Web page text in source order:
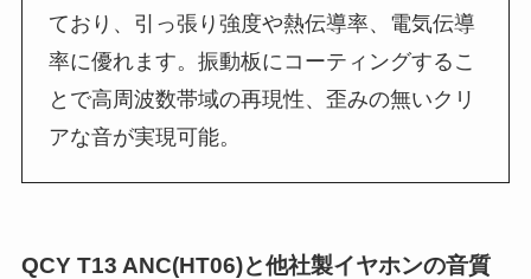
ており、引っ張り強度や熱伝導率、電気伝導
率に優れます。振動板にコーティングするこ
とで高周波数帯域の再現性、歪みの無いクリ
アな音が実現可能。
QCY T13 ANC(HT06)と他社製イヤホンの音質